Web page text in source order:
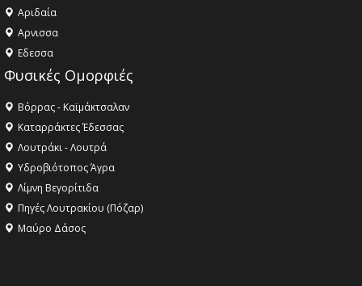
Αριδαία
Aρνισσα
Eδεσσα
Φυσικές Ομορφιές
Βόρρας - Καϊμάκτσαλαν
Καταρράκτες Έδεσσας
Λουτράκι - Λουτρά
Υδροβιότοπος Άγρα
Λίμνη Βεγορίτιδα
Πηγές Λουτρακίου (Πόζαρ)
Μαύρο Δάσος